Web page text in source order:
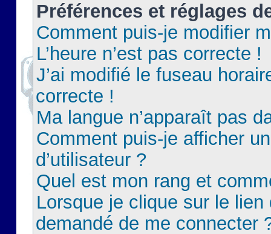
Préférences et réglages
Comment puis-je modifier
L’heure n’est pas correcte !
J’ai modifié le fuseau
correcte !
Ma langue n’apparaît pas
Comment puis-je afficher
d’utilisateur ?
Quel est mon rang et
Lorsque je clique sur le lien
demandé de me connecter